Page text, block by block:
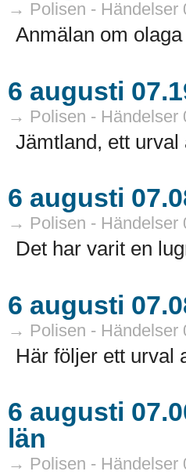
→ Polisen - Händelser
Anmälan om
6 augusti
→ Polisen - Händelser
Jämtland, ett
6 augusti
→ Polisen - Händelser
Det har varit en
6 augusti
→ Polisen - Händelser
Här följer ett urval
6 augusti
län
→ Polisen - Händelser